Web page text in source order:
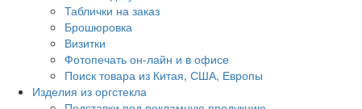
Таблички на заказ
Брошюровка
Визитки
Фотопечать он-лайн и в офисе
Поиск товара из Китая, США, Европы
Изделия из оргстекла